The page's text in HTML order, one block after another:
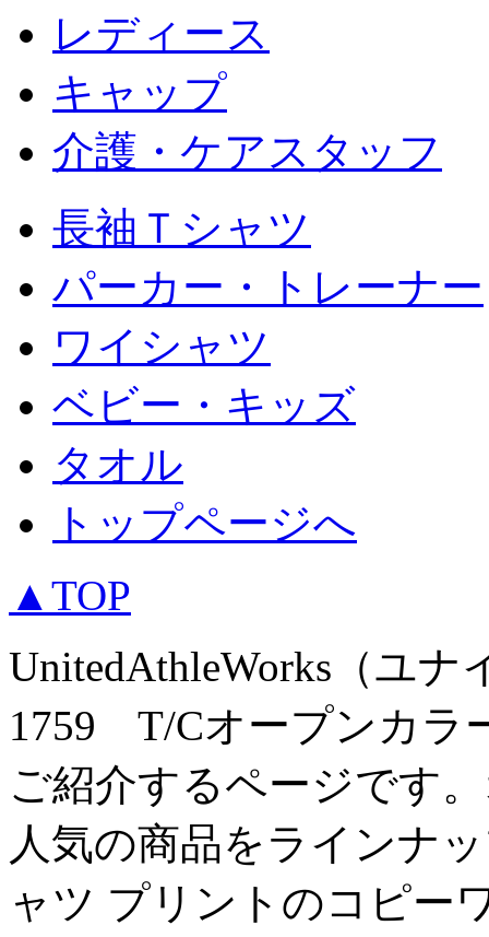
レディース
キャップ
介護・ケアスタッフ
長袖Ｔシャツ
パーカー・トレーナー
ワイシャツ
ベビー・キッズ
タオル
トップページへ
▲TOP
UnitedAthleWorks（ユ
1759 T/Cオープンカラ
ご紹介するページです
人気の商品をラインナ
ャツ プリントのコピー